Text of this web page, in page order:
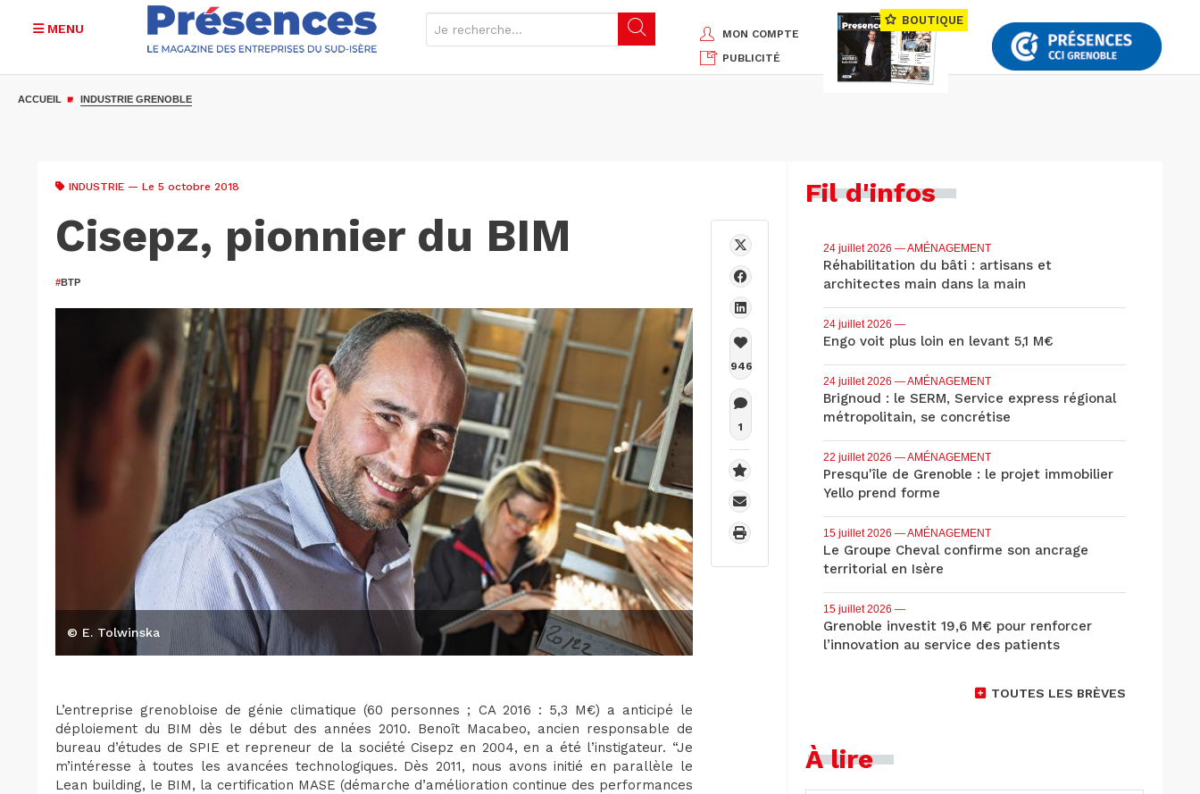
MENU
MON COMPTE
PUBLICITÉ
BOUTIQUE
ACCUEIL INDUSTRIE GRENOBLE
INDUSTRIE — Le 5 octobre 2018
Cisepz, pionnier du BIM
#BTP
© E. Tolwinska
L’entreprise grenobloise de génie climatique (60 personnes ; CA 2016 : 5,3 M€) a anticipé le
déploiement du BIM dès le début des années 2010. Benoît Macabeo, ancien responsable de
bureau d’études de SPIE et repreneur de la société Cisepz en 2004, en a été l’instigateur. “Je
m’intéresse à toutes les avancées technologiques. Dès 2011, nous avons initié en parallèle le
Lean building, le BIM, la certification MASE (démarche d’amélioration continue des performances
946
1
Fil d'infos
24 juillet 2026 — AMÉNAGEMENT
Réhabilitation du bâti : artisans et
architectes main dans la main
24 juillet 2026 —
Engo voit plus loin en levant 5,1 M€
24 juillet 2026 — AMÉNAGEMENT
Brignoud : le SERM, Service express régional
métropolitain, se concrétise
22 juillet 2026 — AMÉNAGEMENT
Presqu'île de Grenoble : le projet immobilier
Yello prend forme
15 juillet 2026 — AMÉNAGEMENT
Le Groupe Cheval confirme son ancrage
territorial en Isère
15 juillet 2026 —
Grenoble investit 19,6 M€ pour renforcer
l’innovation au service des patients
TOUTES LES BRÈVES
À lire